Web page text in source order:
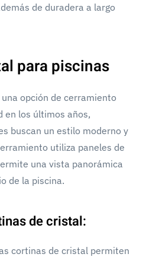
de duradera a largo
para piscinas
una opción de cerramiento
en los últimos años,
buscan un estilo moderno y
utiliza paneles de
una vista panorámica
de la piscina.
de cristal:
cortinas de cristal permiten